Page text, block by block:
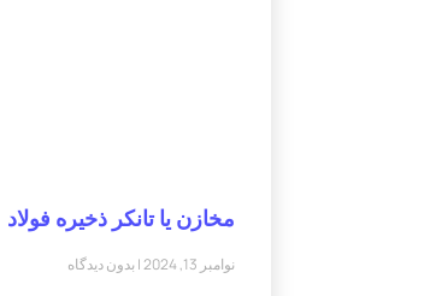
مخازن یا تانکر ذخیره فولاد
نوامبر 13, 2024 بدون دیدگاه